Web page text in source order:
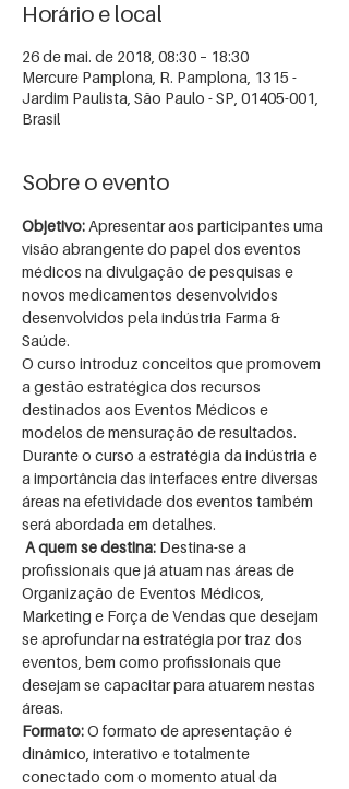
Horário e local
26 de mai. de 2018, 08:30 – 18:30
Mercure Pamplona, R. Pamplona, 1315 -
Jardim Paulista, São Paulo - SP, 01405-001,
Brasil
Sobre o evento
Objetivo: Apresentar aos participantes uma
visão abrangente do papel dos eventos
médicos na divulgação de pesquisas e
novos medicamentos desenvolvidos
desenvolvidos pela indústria Farma &
Saúde.
O curso introduz conceitos que promovem
a gestão estratégica dos recursos
destinados aos Eventos Médicos e
modelos de mensuração de resultados.
Durante o curso a estratégia da indústria e
a importância das interfaces entre diversas
áreas na efetividade dos eventos também
será abordada em detalhes.
A quem se destina: Destina-se a
profissionais que já atuam nas áreas de
Organização de Eventos Médicos,
Marketing e Força de Vendas que desejam
se aprofundar na estratégia por traz dos
eventos, bem como profissionais que
desejam se capacitar para atuarem nestas
áreas.
Formato: O formato de apresentação é
dinâmico, interativo e totalmente
conectado com o momento atual da